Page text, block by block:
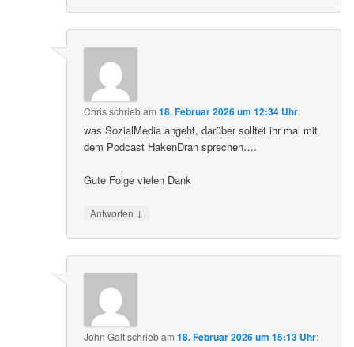
Chrisschriebam18. Februar 2026 um 12:34 Uhr:
was SozialMedia angeht, darüber solltet ihr mal mit
dem Podcast HakenDran sprechen….
Gute Folge vielen Dank
Antworten ↓
John Galtschriebam18. Februar 2026 um 15:13 Uhr: